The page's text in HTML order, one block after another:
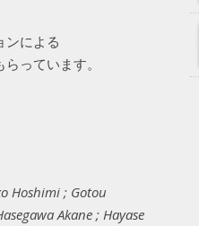
ンによる
っています。
Hoshimi ; Gotou
Akane ; Hayase